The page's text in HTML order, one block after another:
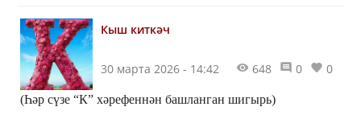
Кыш киткәч
30 марта 2026 - 14:42 648 0 0
(Һәр сүзе “К” хәрефеннән башланган шигырь)